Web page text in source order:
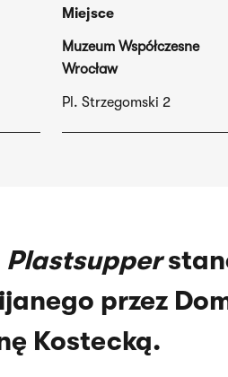
Miejsce
Muzeum Współczesne
Wrocław
Pl. Strzegomski 2
Plastsupper
przez
Kostecką.